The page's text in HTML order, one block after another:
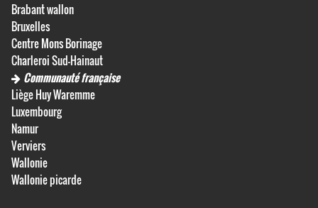
Brabant wallon
Bruxelles
Centre Mons Borinage
Charleroi Sud-Hainaut
Communauté française
Liège Huy Waremme
Luxembourg
Namur
Verviers
Wallonie
Wallonie picarde